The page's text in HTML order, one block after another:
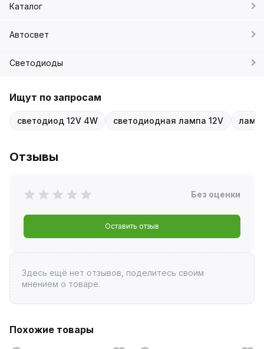
Каталог
Автосвет
Светодиоды
Ищут по запросам
светодиод 12V 4W светодиодная лампа 12V
Отзывы
Без оценки
Оставить отзыв
Здесь ещё нет отзывов, поделитесь своим
мнением о товаре.
Похожие товары